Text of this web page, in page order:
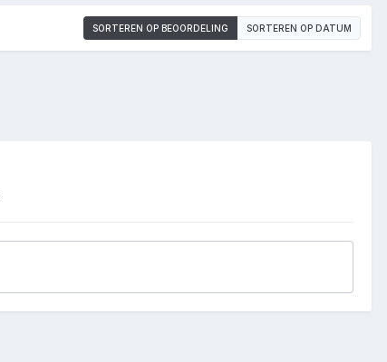
SORTEREN OP BEOORDELING SORTEREN OP DATUM